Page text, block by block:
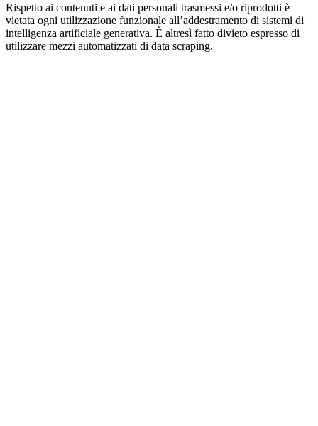
Rispetto ai contenuti e ai dati personali trasmessi e/o riprodotti è
vietata ogni utilizzazione funzionale all’addestramento di sistemi di
intelligenza artificiale generativa. È altresì fatto divieto espresso di
utilizzare mezzi automatizzati di data scraping.